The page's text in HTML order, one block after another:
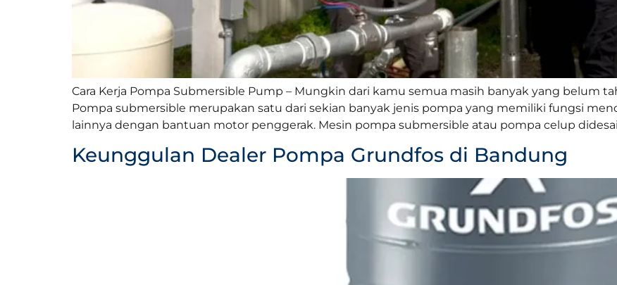
Cara Kerja Pompa Submersible Pump – Mungkin dari kamu semua masih banyak yang belum
Pompa submersible merupakan satu dari sekian banyak jenis pompa yang memiliki fungsi
lainnya dengan bantuan motor penggerak. Mesin pompa submersible atau pompa celup
Keunggulan Dealer Pompa Grundfos di Bandung